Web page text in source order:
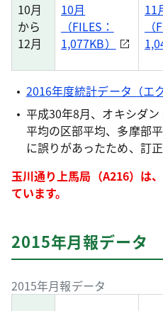
10月
から
12月
10月
（FILES：
1,077KB）
11
2016年度統計データ（エ
平成30年8月、オキシダ
平均の区部平均、多摩部
に誤りがあったため、訂
玉川通り上馬局（A216）は
ています。
2015年月報データ
2015年月報データ